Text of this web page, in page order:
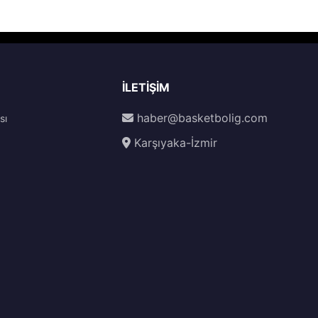
İLETIŞIM
haber@basketbolig.com
Karşıyaka-İzmir